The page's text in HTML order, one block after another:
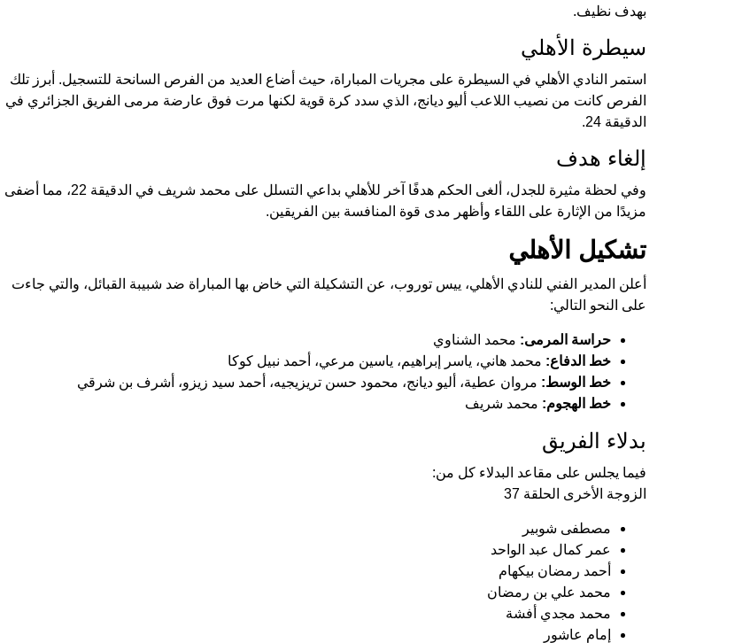
بهدف نظيف.
سيطرة الأهلي
استمر النادي الأهلي في السيطرة على مجريات المباراة، حيث أضاع العديد من الفرص السانحة للتسجيل. أبرز تلك
الفرص كانت من نصيب اللاعب أليو ديانج، الذي سدد كرة قوية لكنها مرت فوق عارضة مرمى الفريق الجزائري في
الدقيقة 24.
إلغاء هدف
وفي لحظة مثيرة للجدل، ألغى الحكم هدفًا آخر للأهلي بداعي التسلل على محمد شريف في الدقيقة 22، مما أضفى
مزيدًا من الإثارة على اللقاء وأظهر مدى قوة المنافسة بين الفريقين.
تشكيل الأهلي
أعلن المدير الفني للنادي الأهلي، ييس توروب، عن التشكيلة التي خاض بها المباراة ضد شبيبة القبائل، والتي جاءت
على النحو التالي:
حراسة المرمى: محمد الشناوي
خط الدفاع: محمد هاني، ياسر إبراهيم، ياسين مرعي، أحمد نبيل كوكا
خط الوسط: مروان عطية، أليو ديانج، محمود حسن تريزيجيه، أحمد سيد زيزو، أشرف بن شرقي
خط الهجوم: محمد شريف
بدلاء الفريق
فيما يجلس على مقاعد البدلاء كل من:
الزوجة الأخرى الحلقة 37
مصطفى شوبير
عمر كمال عبد الواحد
أحمد رمضان بيكهام
محمد علي بن رمضان
محمد مجدي أفشة
إمام عاشور